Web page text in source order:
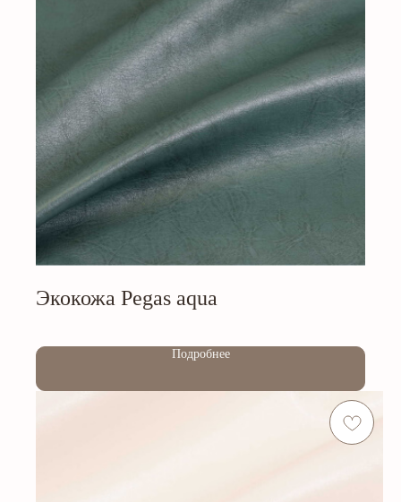
Экокожа Pegas aqua
Подробнее